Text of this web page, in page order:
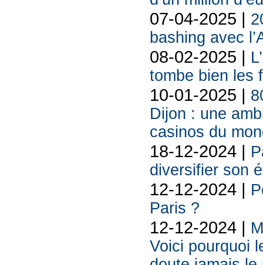
07-04-2025 |
bashing avec
08-02-2025 |
tombe bien les
10-01-2025 |
Dijon : une
casinos du
18-12-2024 |
diversifier son
12-12-2024 |
Paris ?
12-12-2024 |
Voici pourquoi